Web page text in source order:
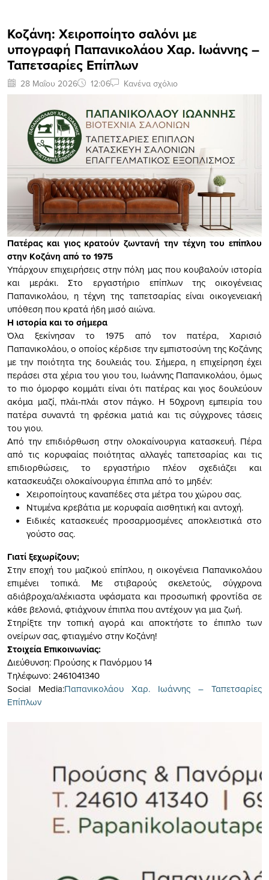
Κοζάνη: Χειροποίητο σαλόνι με
υπογραφή Παπανικολάου Χαρ. Ιωάννης –
Ταπετσαρίες Επίπλων
28 Μαΐου 2026 12:06 Κανένα σχόλιο
Πατέρας και γιος κρατούν ζωντανή την τέχνη του επίπλου
στην Κοζάνη από το 1975
Υπάρχουν επιχειρήσεις στην πόλη μας που κουβαλούν ιστορία
και μεράκι. Στο εργαστήριο επίπλων της οικογένειας
Παπανικολάου, η τέχνη της ταπετσαρίας είναι οικογενειακή
υπόθεση που κρατά ήδη μισό αιώνα.
Η ιστορία και το σήμερα
Όλα ξεκίνησαν το 1975 από τον πατέρα, Χαρισιό
Παπανικολάου, ο οποίος κέρδισε την εμπιστοσύνη της Κοζάνης
με την ποιότητα της δουλειάς του. Σήμερα, η επιχείρηση έχει
περάσει στα χέρια του γιου του, Ιωάννης Παπανικολάου, όμως
το πιο όμορφο κομμάτι είναι ότι πατέρας και γιος δουλεύουν
ακόμα μαζί, πλάι-πλάι στον πάγκο. Η 50χρονη εμπειρία του
πατέρα συναντά τη φρέσκια ματιά και τις σύγχρονες τάσεις
του γιου.
Από την επιδιόρθωση στην ολοκαίνουργια κατασκευή. Πέρα
από τις κορυφαίας ποιότητας αλλαγές ταπετσαρίας και τις
επιδιορθώσεις, το εργαστήριο πλέον σχεδιάζει και
κατασκευάζει ολοκαίνουργια έπιπλα από το μηδέν:
Χειροποίητους καναπέδες στα μέτρα του χώρου σας.
Ντυμένα κρεβάτια με κορυφαία αισθητική και αντοχή.
Ειδικές κατασκευές προσαρμοσμένες αποκλειστικά στο
γούστο σας.
Γιατί ξεχωρίζουν;
Στην εποχή του μαζικού επίπλου, η οικογένεια Παπανικολάου
επιμένει τοπικά. Με στιβαρούς σκελετούς, σύγχρονα
αδιάβροχα/αλέκιαστα υφάσματα και προσωπική φροντίδα σε
κάθε βελονιά, φτιάχνουν έπιπλα που αντέχουν για μια ζωή.
Στηρίξτε την τοπική αγορά και αποκτήστε το έπιπλο των
ονείρων σας, φτιαγμένο στην Κοζάνη!
Στοιχεία Επικοινωνίας:
Διεύθυνση: Προύσης κ Πανόρμου 14
Τηλέφωνο: 2461041340
Social Media:Παπανικολάου Χαρ. Ιωάννης – Ταπετσαρίες
Επίπλων